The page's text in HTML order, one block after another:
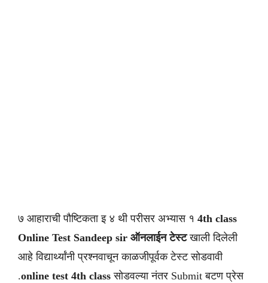
७ आहाराची पौष्टिकता इ ४ थी परीसर अभ्यास १ 4th class
Online Test Sandeep sir ऑनलाईन टेस्टखाली दिलेली
आहे विद्यार्थ्यांनी प्रश्नवाचून काळजीपूर्वक टेस्ट सोडवावी
.online test 4th class सोडवल्या नंतर Submit बटण प्रेस